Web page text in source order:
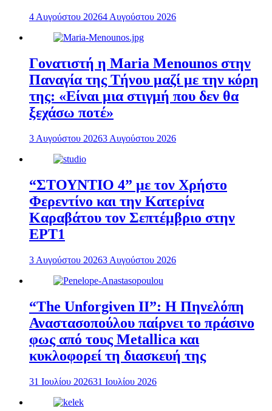
4 Αυγούστου 20264 Αυγούστου 2026
Γονατιστή η Maria Menounos στην
Παναγία της Τήνου μαζί με την κόρη
της: «Είναι μια στιγμή που δεν θα
ξεχάσω ποτέ»
3 Αυγούστου 20263 Αυγούστου 2026
“ΣΤΟΥΝΤΙΟ 4” με τον Χρήστο
Φερεντίνο και την Κατερίνα
Καραβάτου τον Σεπτέμβριο στην
ΕΡΤ1
3 Αυγούστου 20263 Αυγούστου 2026
“The Unforgiven II”: Η Πηνελόπη
Αναστασοπούλου παίρνει το πράσινο
φως από τους Metallica και
κυκλοφορεί τη διασκευή της
31 Ιουλίου 202631 Ιουλίου 2026